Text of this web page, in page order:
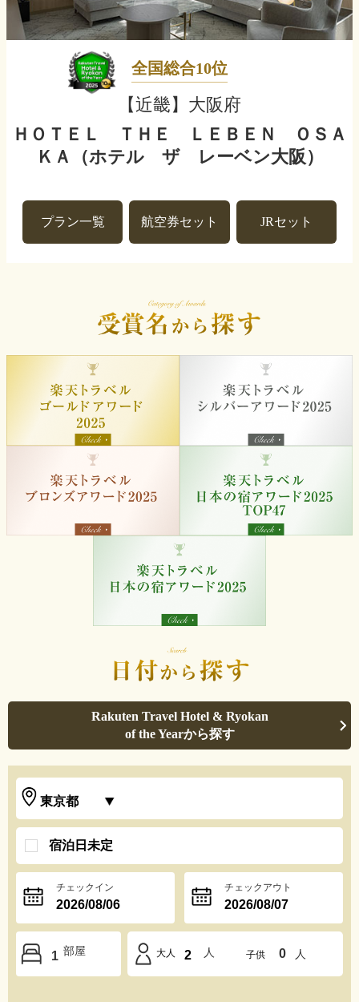
全国総合10位
【近畿】大阪府
ＨＯＴＥＬ ＴＨＥ ＬＥＢＥＮ ＯＳＡ
ＫＡ（ホテル ザ レーベン大阪）
プラン一覧 航空券セット JRセット
Rakuten Travel Hotel & Ryokan
of the Yearから探す
宿泊日未定
チェックイン チェックアウト
1 部屋 大人 2 人 子供 0 人